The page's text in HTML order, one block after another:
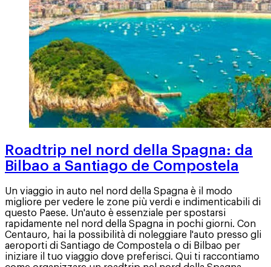
Roadtrip nel nord della Spagna: da
Bilbao a Santiago de Compostela
Un viaggio in auto nel nord della Spagna è il modo
migliore per vedere le zone più verdi e indimenticabili di
questo Paese. Un'auto è essenziale per spostarsi
rapidamente nel nord della Spagna in pochi giorni. Con
Centauro, hai la possibilità di noleggiare l'auto presso gli
aeroporti di Santiago de Compostela o di Bilbao per
iniziare il tuo viaggio dove preferisci. Qui ti raccontiamo